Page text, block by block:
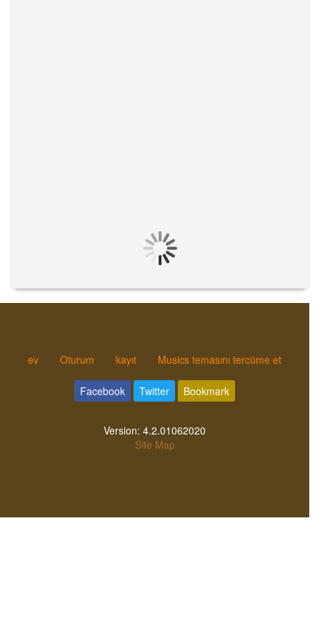
ev Oturum kayıt Musics temasını tercüme et
Facebook Twitter Bookmark
Version: 4.2.01062020
Site Map